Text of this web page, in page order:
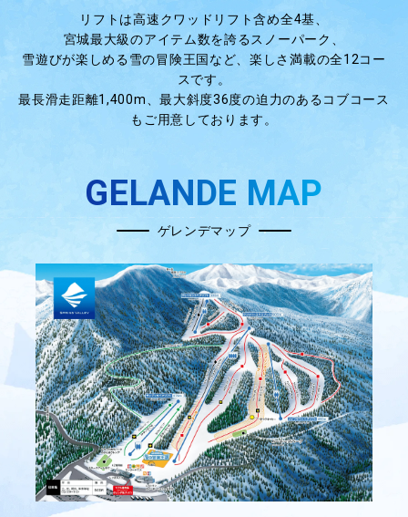
リフトは高速クワッドリフト含め全4基、
宮城最大級のアイテム数を誇るスノーパーク、
雪遊びが楽しめる雪の冒険王国など、楽しさ満載の全12コー
スです。
最長滑走距離1,400m、最大斜度36度の迫力のあるコブコース
もご用意しております。
GELANDE MAP
ゲレンデマップ